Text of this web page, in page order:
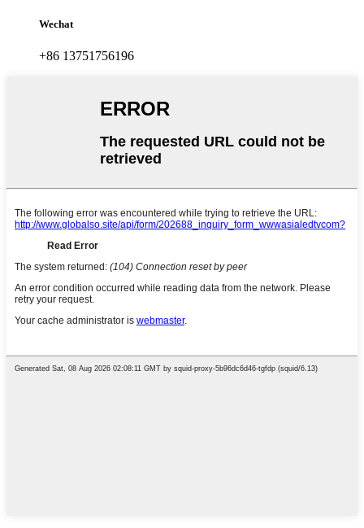
Wechat
+86 13751756196